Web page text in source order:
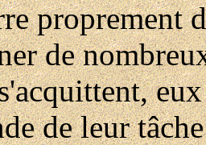
proprement
de
de leur